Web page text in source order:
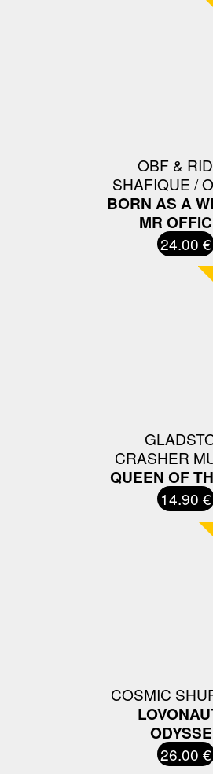
OBF &
SHAFIQUE /
BORN AS A
MR
24.00 €
CRASHER
QUEEN OF
14.90 €
COSMIC
26.00 €